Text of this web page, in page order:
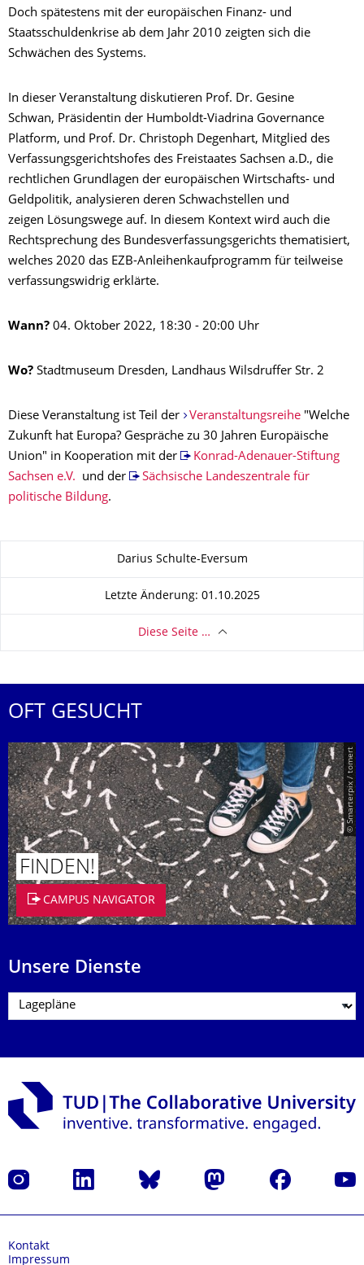
Doch spätestens mit der europäischen Finanz- und
Staatsschuldenkrise ab dem Jahr 2010 zeigten sich die
Schwächen des Systems.
In dieser Veranstaltung diskutieren Prof. Dr. Gesine
Schwan, Präsidentin der Humboldt-Viadrina Governance
Platform, und Prof. Dr. Christoph Degenhart, Mitglied des
Verfassungsgerichtshofes des Freistaates Sachsen a.D., die
rechtlichen Grundlagen der europäischen Wirtschafts- und
Geldpolitik, analysieren deren Schwachstellen und
zeigen Lösungswege auf. In diesem Kontext wird auch die
Rechtsprechung des Bundesverfassungsgerichts thematisiert,
welches 2020 das EZB-Anleihenkaufprogramm für teilweise
verfassungswidrig erklärte.
Wann? 04. Oktober 2022, 18:30 - 20:00 Uhr
Wo? Stadtmuseum Dresden, Landhaus Wilsdruffer Str. 2
Diese Veranstaltung ist Teil der Veranstaltungsreihe"Welche
Zukunft hat Europa? Gespräche zu 30 Jahren Europäische
Union" in Kooperation mit der
Konrad-Adenauer-Stiftung
Sachsen e.V. und der
Sächsische Landeszentrale für
politische Bildung.
Zu dieser SeiteDarius Schulte-Eversum
Letzte Änderung: 01.10.2025
Diese Seite …
OFT GESUCHT
© Smarterpix / tomert
FINDEN!
CAMPUS NAVIGATOR
Unsere Dienste
Instagram LinkedIn Bluesky Mastodon Facebook
Kontakt
Impressum